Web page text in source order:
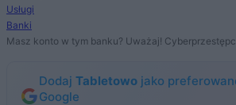
Usługi
Banki
Masz konto w tym banku? Uważaj!
Dodaj Tabletowo jako
Google